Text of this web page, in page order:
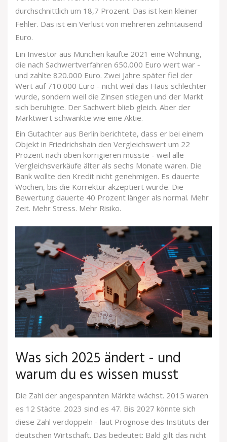
durchschnittlich um 18,7 Prozent. Das ist kein kleiner
Fehler. Das ist ein Verlust von mehreren zehntausend
Euro.
Ein Investor aus München kaufte 2021 eine Wohnung,
die nach Sachwertverfahren 650.000 Euro wert war -
und zahlte 820.000 Euro. Zwei Jahre später fiel der
Wert auf 710.000 Euro - nicht weil das Haus schlechter
wurde, sondern weil die Zinsen stiegen und der Markt
sich beruhigte. Der Sachwert blieb gleich. Aber der
Marktwert schwankte wie eine Aktie.
Ein Gutachter aus Berlin berichtete, dass er bei einem
Objekt in Friedrichshain den Vergleichswert um 22
Prozent nach oben korrigieren musste - weil alle
Vergleichsverkäufe älter als sechs Monate waren. Die
Bank wollte den Kredit nicht genehmigen. Es dauerte
Wochen, bis die Korrektur akzeptiert wurde. Die
Bewertung dauerte 40 Prozent länger als normal. Mehr
Zeit. Mehr Stress. Mehr Risiko.
Was sich 2025 ändert - und
warum du es wissen musst
Die Zahl der angespannten Märkte wächst. 2015 waren
es 12 Städte. 2023 sind es 47. Bis 2027 könnte sich
diese Zahl verdoppeln - laut Prognose des Instituts der
deutschen Wirtschaft. Das bedeutet: Bald gilt das nicht